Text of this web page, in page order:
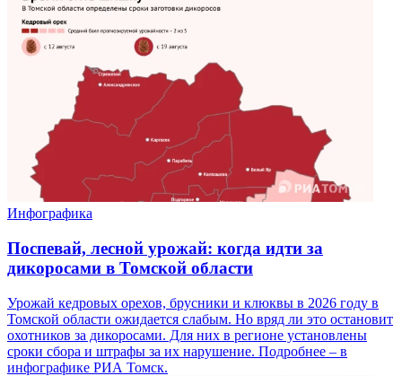
Инфографика
Поспевай, лесной урожай: когда идти за
дикоросами в Томской области
Урожай кедровых орехов, брусники и клюквы в 2026 году в
Томской области ожидается слабым. Но вряд ли это остановит
охотников за дикоросами. Для них в регионе установлены
сроки сбора и штрафы за их нарушение. Подробнее – в
инфографике РИА Томск.